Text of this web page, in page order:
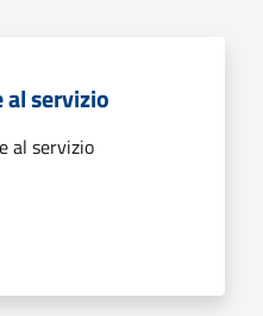
servizio
al servizio